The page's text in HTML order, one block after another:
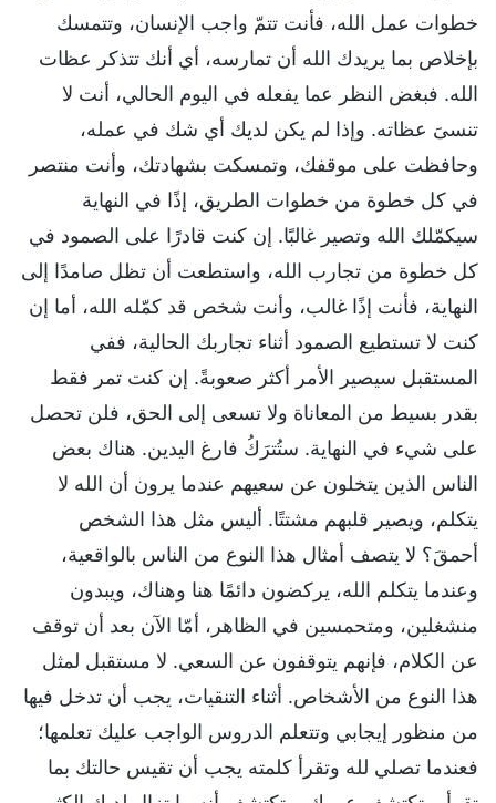
خطوات عمل الله، فأنت تتمّ واجب الإنسان، وتتمسك
بإخلاص بما يريدك الله أن تمارسه، أي أنك تتذكر عظات
الله. فبغض النظر عما يفعله في اليوم الحالي، أنت لا
تنسىَ عظاته. وإذا لم يكن لديك أي شك في عمله،
وحافظت على موقفك، وتمسكت بشهادتك، وأنت منتصر
في كل خطوة من خطوات الطريق، إذًا في النهاية
سيكمّلك الله وتصير غالبًا. إن كنت قادرًا على الصمود في
كل خطوة من تجارب الله، واستطعت أن تظل صامدًا إلى
النهاية، فأنت إذًا غالب، وأنت شخص قد كمّله الله، أما إن
كنت لا تستطيع الصمود أثناء تجاربك الحالية، ففي
المستقبل سيصير الأمر أكثر صعوبةً. إن كنت تمر فقط
بقدر بسيط من المعاناة ولا تسعى إلى الحق، فلن تحصل
على شيء في النهاية. ستُترَكُ فارغ اليدين. هناك بعض
الناس الذين يتخلون عن سعيهم عندما يرون أن الله لا
يتكلم، ويصير قلبهم مشتتًا. أليس مثل هذا الشخص
أحمقَ؟ لا يتصف أمثال هذا النوع من الناس بالواقعية،
وعندما يتكلم الله، يركضون دائمًا هنا وهناك، ويبدون
منشغلين، ومتحمسين في الظاهر، أمّا الآن بعد أن توقف
عن الكلام، فإنهم يتوقفون عن السعي. لا مستقبل لمثل
هذا النوع من الأشخاص. أثناء التنقيات، يجب أن تدخل فيها
من منظور إيجابي وتتعلم الدروس الواجب عليك تعلمها؛
فعندما تصلي لله وتقرأ كلمته يجب أن تقيس حالتك بما